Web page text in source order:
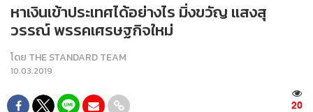
หาเงินเข้าประเทศได้อย่างไร มิ่งขวัญ แสงสุ
วรรณ์ พรรคเศรษฐกิจใหม่
โดย THE STANDARD TEAM
10.03.2019
20